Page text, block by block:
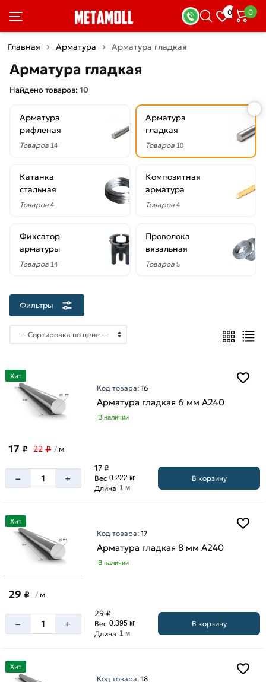
0 0
Главная Арматура Арматура гладкая
Арматура гладкая
Найдено товаров: 10
Арматура
рифленая
Товаров 14
Арматура
гладкая
Товаров 10
Катанка
стальная
Товаров 4
Композитная
арматура
Товаров 4
Фиксатор
арматуры
Товаров 14
Проволока
вязальная
Товаров 5
Фильтры
Фильтры
×
скидкой
Цена
руб.
10
мм
12
мм
мм
20
мм
22
25
мм
Длина
прутка
11.7
Фактура
Гладкая
Хит
Код товара:16
Арматура гладкая 6 мм A240
В наличии
17 ₽ 22 ₽ / м
– +
17 ₽
Вес 0.222 кг
Длина 1 м
В корзину
Хит
Код товара:17
Арматура гладкая 8 мм A240
В наличии
29 ₽ / м
– +
29 ₽
Вес 0.395 кг
Длина 1 м
В корзину
Хит
Код товара:18